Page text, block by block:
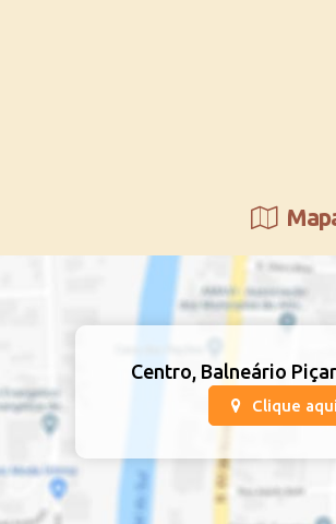
Centro, Balneário
Clique